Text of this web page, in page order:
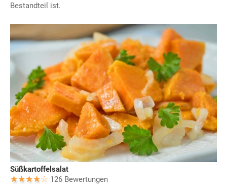
Bestandteil ist.
Süßkartoffelsalat
126 Bewertungen